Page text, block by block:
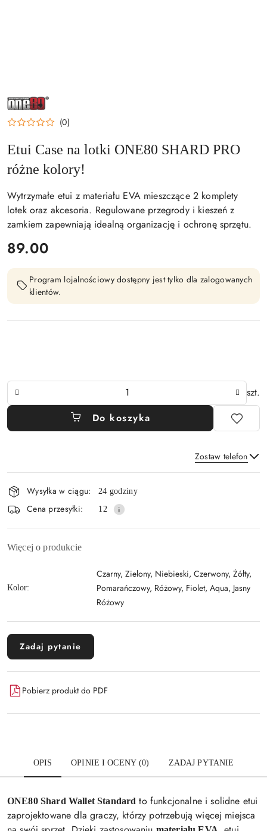
NAZWA
PRODUCENTA:
ONE80
(0)
Etui Case na lotki ONE80 SHARD PRO
różne kolory!
Wytrzymałe etui z materiału EVA mieszczące 2 komplety
lotek oraz akcesoria. Regulowane przegrody i kieszeń z
zamkiem zapewniają idealną organizację i ochronę sprzętu.
cena:
89.00
Program lojalnościowy dostępny jest tylko dla zalogowanych
klientów.
szt.
Do koszyka
Zostaw telefon
Wyślij
i
dostawa
Wysyłka w ciągu: 24 godziny
Cena przesyłki: 12
Więcej o produkcie
Kolor:
Czarny, Zielony, Niebieski, Czerwony, Żółty,
Pomarańczowy, Różowy, Fiolet, Aqua, Jasny
Różowy
Zadaj pytanie
Pobierz produkt do PDF
OPIS OPINIE I OCENY (0) ZADAJ PYTANIE
ONE80 Shard Wallet Standard to funkcjonalne i solidne etui
zaprojektowane dla graczy, którzy potrzebują więcej miejsca